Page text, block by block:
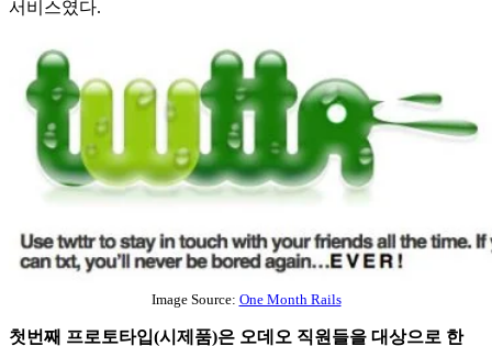
서비스였다.
Image Source: One Month Rails
첫번째 프로토타입(시제품)은 오데오 직원들을 대상으로 한